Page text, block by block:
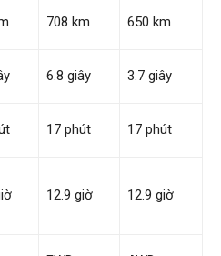
708 km 650 km
6.8 giây 3.7 giây
17 phút 17 phút
12.9 giờ 12.9 giờ